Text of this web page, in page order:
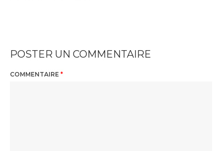
POSTER UN COMMENTAIRE
COMMENTAIRE *